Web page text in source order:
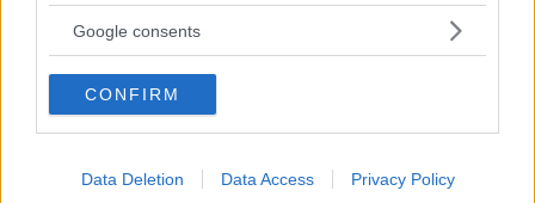
not limited to your visit or usage behaviour. You may click to
use your data for below specified purposes in below Google
consent section.
Google consents
CONFIRM
Data Deletion Data Access Privacy Policy
Honda Element har varit i produktion sedan
2003 men säljs inte i Sverige. I USA finnsDog
Friendly-paketet tillgängligt från november och
kommer då att kosta 995 dollar - nästan 6 900